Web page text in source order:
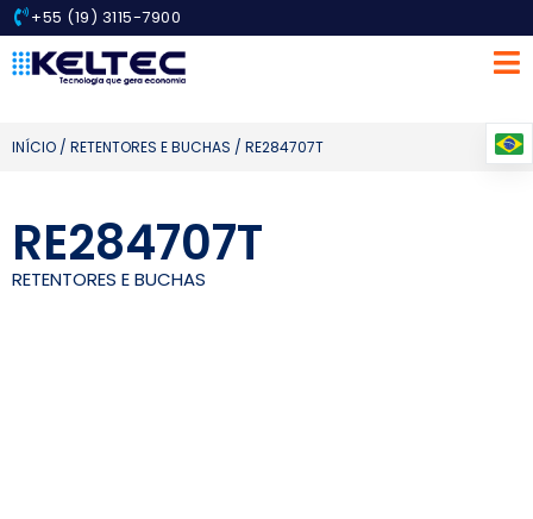
+55 (19) 3115-7900
INÍCIO / RETENTORES E BUCHAS / RE284707T
RE284707T
RETENTORES E BUCHAS